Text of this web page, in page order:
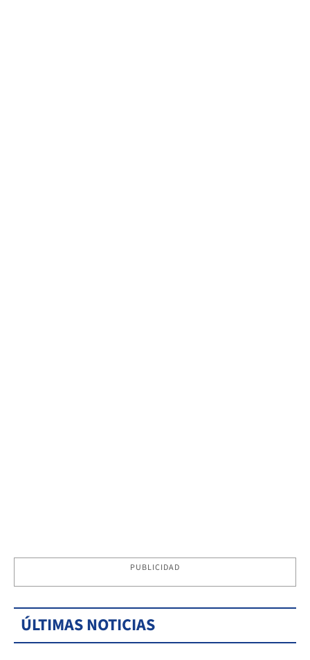
PUBLICIDAD
ÚLTIMAS NOTICIAS